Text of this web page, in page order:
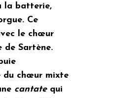
la batterie,
Ce
le chœur
de Sartène.
du chœur mixte
cantatequi